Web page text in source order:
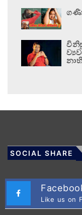
SOCIAL SHARE
Like us on